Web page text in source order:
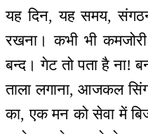
यह दिन, यह समय,
रखना। कभी भी
बन्द। गेट तो पता है ना!
ताला लगाना, आजकल
का, एक मन को सेवा में